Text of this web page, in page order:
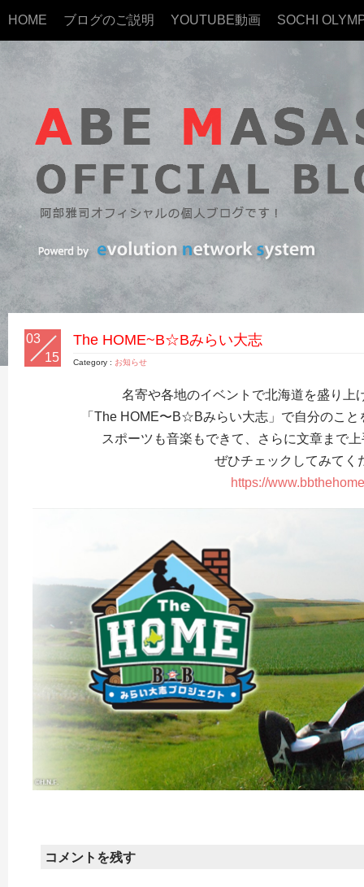
HOME ブログのご説明 YOUTUBE動画 SOCHI
03
15
The HOME~B☆Bみらい大志
Category : お知らせ
名寄や各地のイベントで北海道を盛り上
「The HOME〜B☆Bみらい大志」で自分のこ
スポーツも音楽もできて、さらに文章まで
ぜひチェックしてみてく
https://
コメントを残す